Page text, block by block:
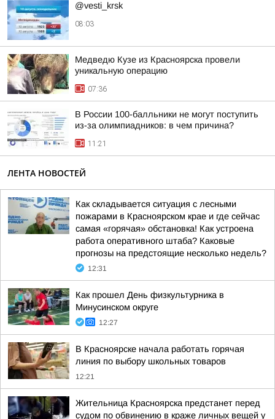
@vesti_krsk
08:03
Медведю Кузе из Красноярска провели
уникальную операцию
07:36
В России 100-балльники не могут поступить
из-за олимпиадников: в чем причина?
11:21
ЛЕНТА НОВОСТЕЙ
Как складывается ситуация с лесными
пожарами в Красноярском крае и где сейчас
самая «горячая» обстановка! Как устроена
работа оперативного штаба? Каковые
прогнозы на предстоящие несколько недель?
12:31
Как прошел День физкультурника в
Минусинском округе
12:27
В Красноярске начала работать горячая
линия по выбору школьных товаров
12:21
Жительница Красноярска предстанет перед
судом по обвинению в краже личных вещей у